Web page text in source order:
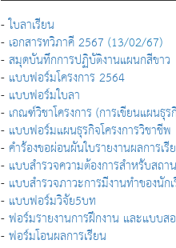
-ใบลาเรียน
- เอกสารทวิภาคี 2567 (13/02/67)
-สมุดบันทึกการปฏิบัติงานแผนกสีขาว
- แบบฟอร์มโครงการ 2564
- แบบฟอร์มใบลา
- เกณฑ์วิชาโครงการ (การเขียนแผน
- แบบฟอร์มแผนธุรกิจโครงการวิชาชีพ
-คำร้องขอผ่อนผันใบรายงานผลการเรี
- แบบสำรวจความต้องการสำหรับสถา
- แบบสำรวจภาวะการมีงานทำของนัก
- แบบฟอร์มวิจัย5บท
-ฟอร์มรายงานการฝึกงาน และแบบ
-ฟอร์มโอนผลการเรียน